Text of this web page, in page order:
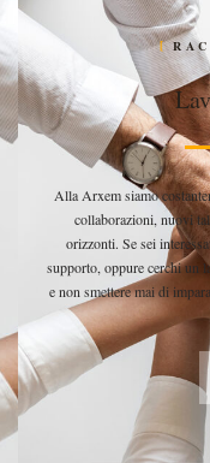
Alla Arxem siamo
collaborazioni, nuovi
orizzonti. Se sei
supporto, oppure cerchi un
e non smettere mai di